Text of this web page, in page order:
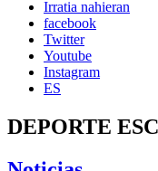
Irratia nahieran
facebook
Twitter
Youtube
Instagram
ES
DEPORTE